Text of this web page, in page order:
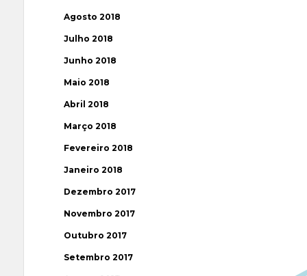
Agosto 2018
Julho 2018
Junho 2018
Maio 2018
Abril 2018
Março 2018
Fevereiro 2018
Janeiro 2018
Dezembro 2017
Novembro 2017
Outubro 2017
Setembro 2017